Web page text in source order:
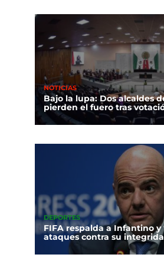
NOTICIAS
Bajo la lupa: Dos alcaldes
pierden el fuero tras
DEPORTES
FIFA respalda a Infantino y
ataques contra su